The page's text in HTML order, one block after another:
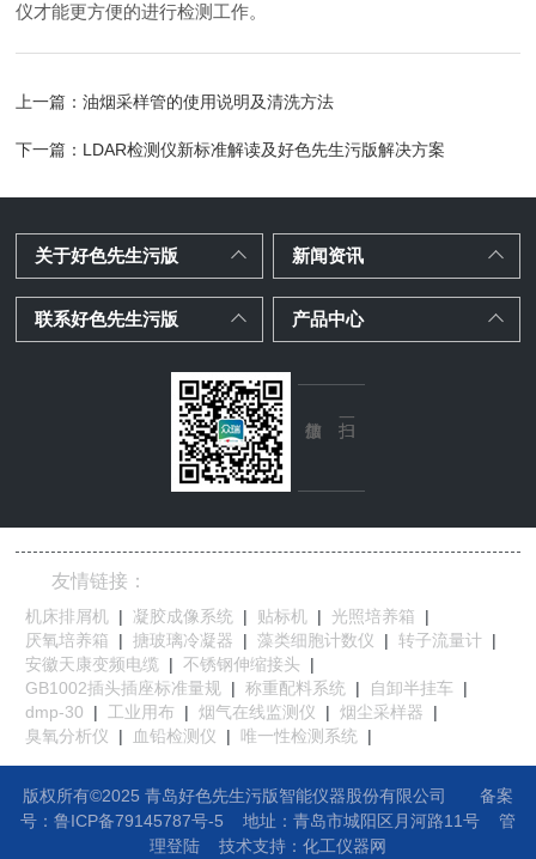
仪才能更方便的进行检测工作。
上一篇：油烟采样管的使用说明及清洗方法
下一篇： LDAR检测仪新标准解读及好色先生污版解决方案
关于好色先生污版 新闻资讯
联系好色先生污版 产品中心
友情链接：
机床排屑机 | 凝胶成像系统 | 贴标机 | 光照培养箱
|
厌氧培养箱
| 搪玻璃冷凝器 | 藻类细胞计数仪 | 转子流量计 |
安徽天康变频电缆
| 不锈钢伸缩接头
|
GB1002插头插座标准量规 | 称重配料系统 | 自卸半挂车
|
dmp-30
| 工业用布 | 烟气在线监测仪 | 烟尘采样器
|
臭氧分析仪
| 血铅检测仪 | 唯一性检测系统 |
版权所有©2025 青岛好色先生污版智能仪器股份有限公司
备案
号：鲁ICP备79145787号-5
地址： 青岛市城阳区月河路11号
管
理登陆技术支持： 化工仪器网